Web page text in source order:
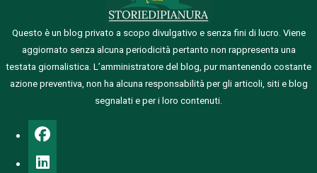
Questo è un blog privato a scopo divulgativo e senza fini di lucro. Viene
aggiornato senza alcuna periodicità pertanto non rappresenta una
testata giornalistica. L’amministratore del blog, pur mantenendo costante
azione preventiva, non ha alcuna responsabilità per gli articoli, siti e blog
segnalati e per i loro contenuti.